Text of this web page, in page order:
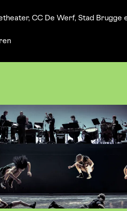
CC De Werf, Stad Brugge